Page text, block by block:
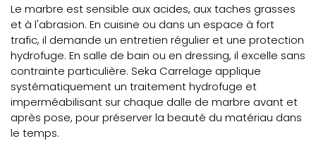
Le marbre est sensible aux acides, aux taches grasses
et à l'abrasion. En cuisine ou dans un espace à fort
trafic, il demande un entretien régulier et une protection
hydrofuge. En salle de bain ou en dressing, il excelle sans
contrainte particulière. Seka Carrelage applique
systématiquement un traitement hydrofuge et
imperméabilisant sur chaque dalle de marbre avant et
après pose, pour préserver la beauté du matériau dans
le temps.